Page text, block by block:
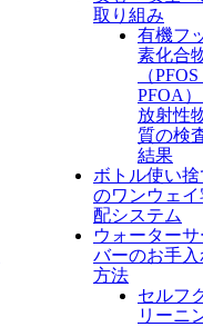
取り組み
有機フ
素化合
（
PFOA
放射性
質の検
結果
ボトル使い捨
のワンウェイ
配システム
ウォーター
バーのお手入
方法
セルフ
リーニ